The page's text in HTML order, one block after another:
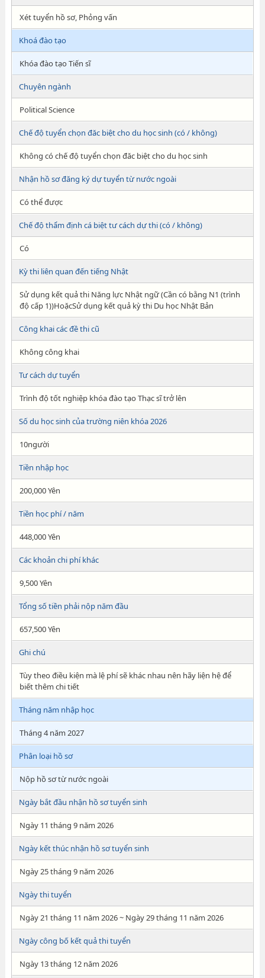
Xét tuyển hồ sơ, Phỏng vấn
Khoá đào tạo
Khóa đào tạo Tiến sĩ
Chuyên ngành
Political Science
Chế độ tuyển chọn đăc biệt cho du học sinh (có / không)
Không có chế độ tuyển chọn đăc biệt cho du học sinh
Nhận hồ sơ đăng ký dự tuyển từ nước ngoài
Có thể được
Chế độ thẩm định cá biệt tư cách dự thi (có / không)
Có
Kỳ thi liên quan đến tiếng Nhật
Sử dụng kết quả thi Năng lực Nhật ngữ (Cần có bằng N1 (trình
độ cấp 1))HoặcSử dụng kết quả kỳ thi Du học Nhật Bản
Công khai các đề thi cũ
Không công khai
Tư cách dự tuyển
Trình độ tốt nghiệp khóa đào tạo Thạc sĩ trở lên
Số du học sinh của trường niên khóa 2026
10người
Tiền nhập học
200,000 Yên
Tiền học phí / năm
448,000 Yên
Các khoản chi phí khác
9,500 Yên
Tổng số tiền phải nộp năm đầu
657,500 Yên
Ghi chú
Tùy theo điều kiện mà lệ phí sẽ khác nhau nên hãy liện hệ để
biết thêm chi tiết
Tháng năm nhập học
Tháng 4 năm 2027
Phân loại hồ sơ
Nộp hồ sơ từ nước ngoài
Ngày bắt đầu nhận hồ sơ tuyển sinh
Ngày 11 tháng 9 năm 2026
Ngày kết thúc nhận hồ sơ tuyển sinh
Ngày 25 tháng 9 năm 2026
Ngày thi tuyển
Ngày 21 tháng 11 năm 2026 ~ Ngày 29 tháng 11 năm 2026
Ngày công bố kết quả thi tuyển
Ngày 13 tháng 12 năm 2026